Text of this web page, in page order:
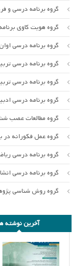
گروه برنامه درسی و
گروه هویت کاوی
گروه برنامه درسی
گروه برنامه درسی
گروه برنامه درسی
گروه برنامه درسی
گروه مطالعات عصب
گروه عمل فکورانه در
گروه برنامه درسی
گروه برنامه درسی
گروه روش شناسی
آخرین نوشته